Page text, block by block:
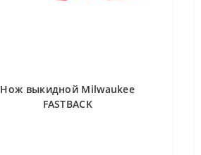
Нож выкидной Milwaukee
FASTBACK